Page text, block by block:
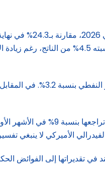
وتقدّر فيتش احتياطيات مصرف
الأميركي لا ينبغي
إلى الفوائض